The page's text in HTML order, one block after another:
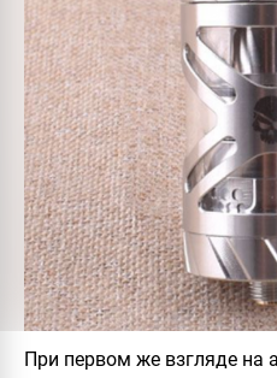
При первом же взгляде на